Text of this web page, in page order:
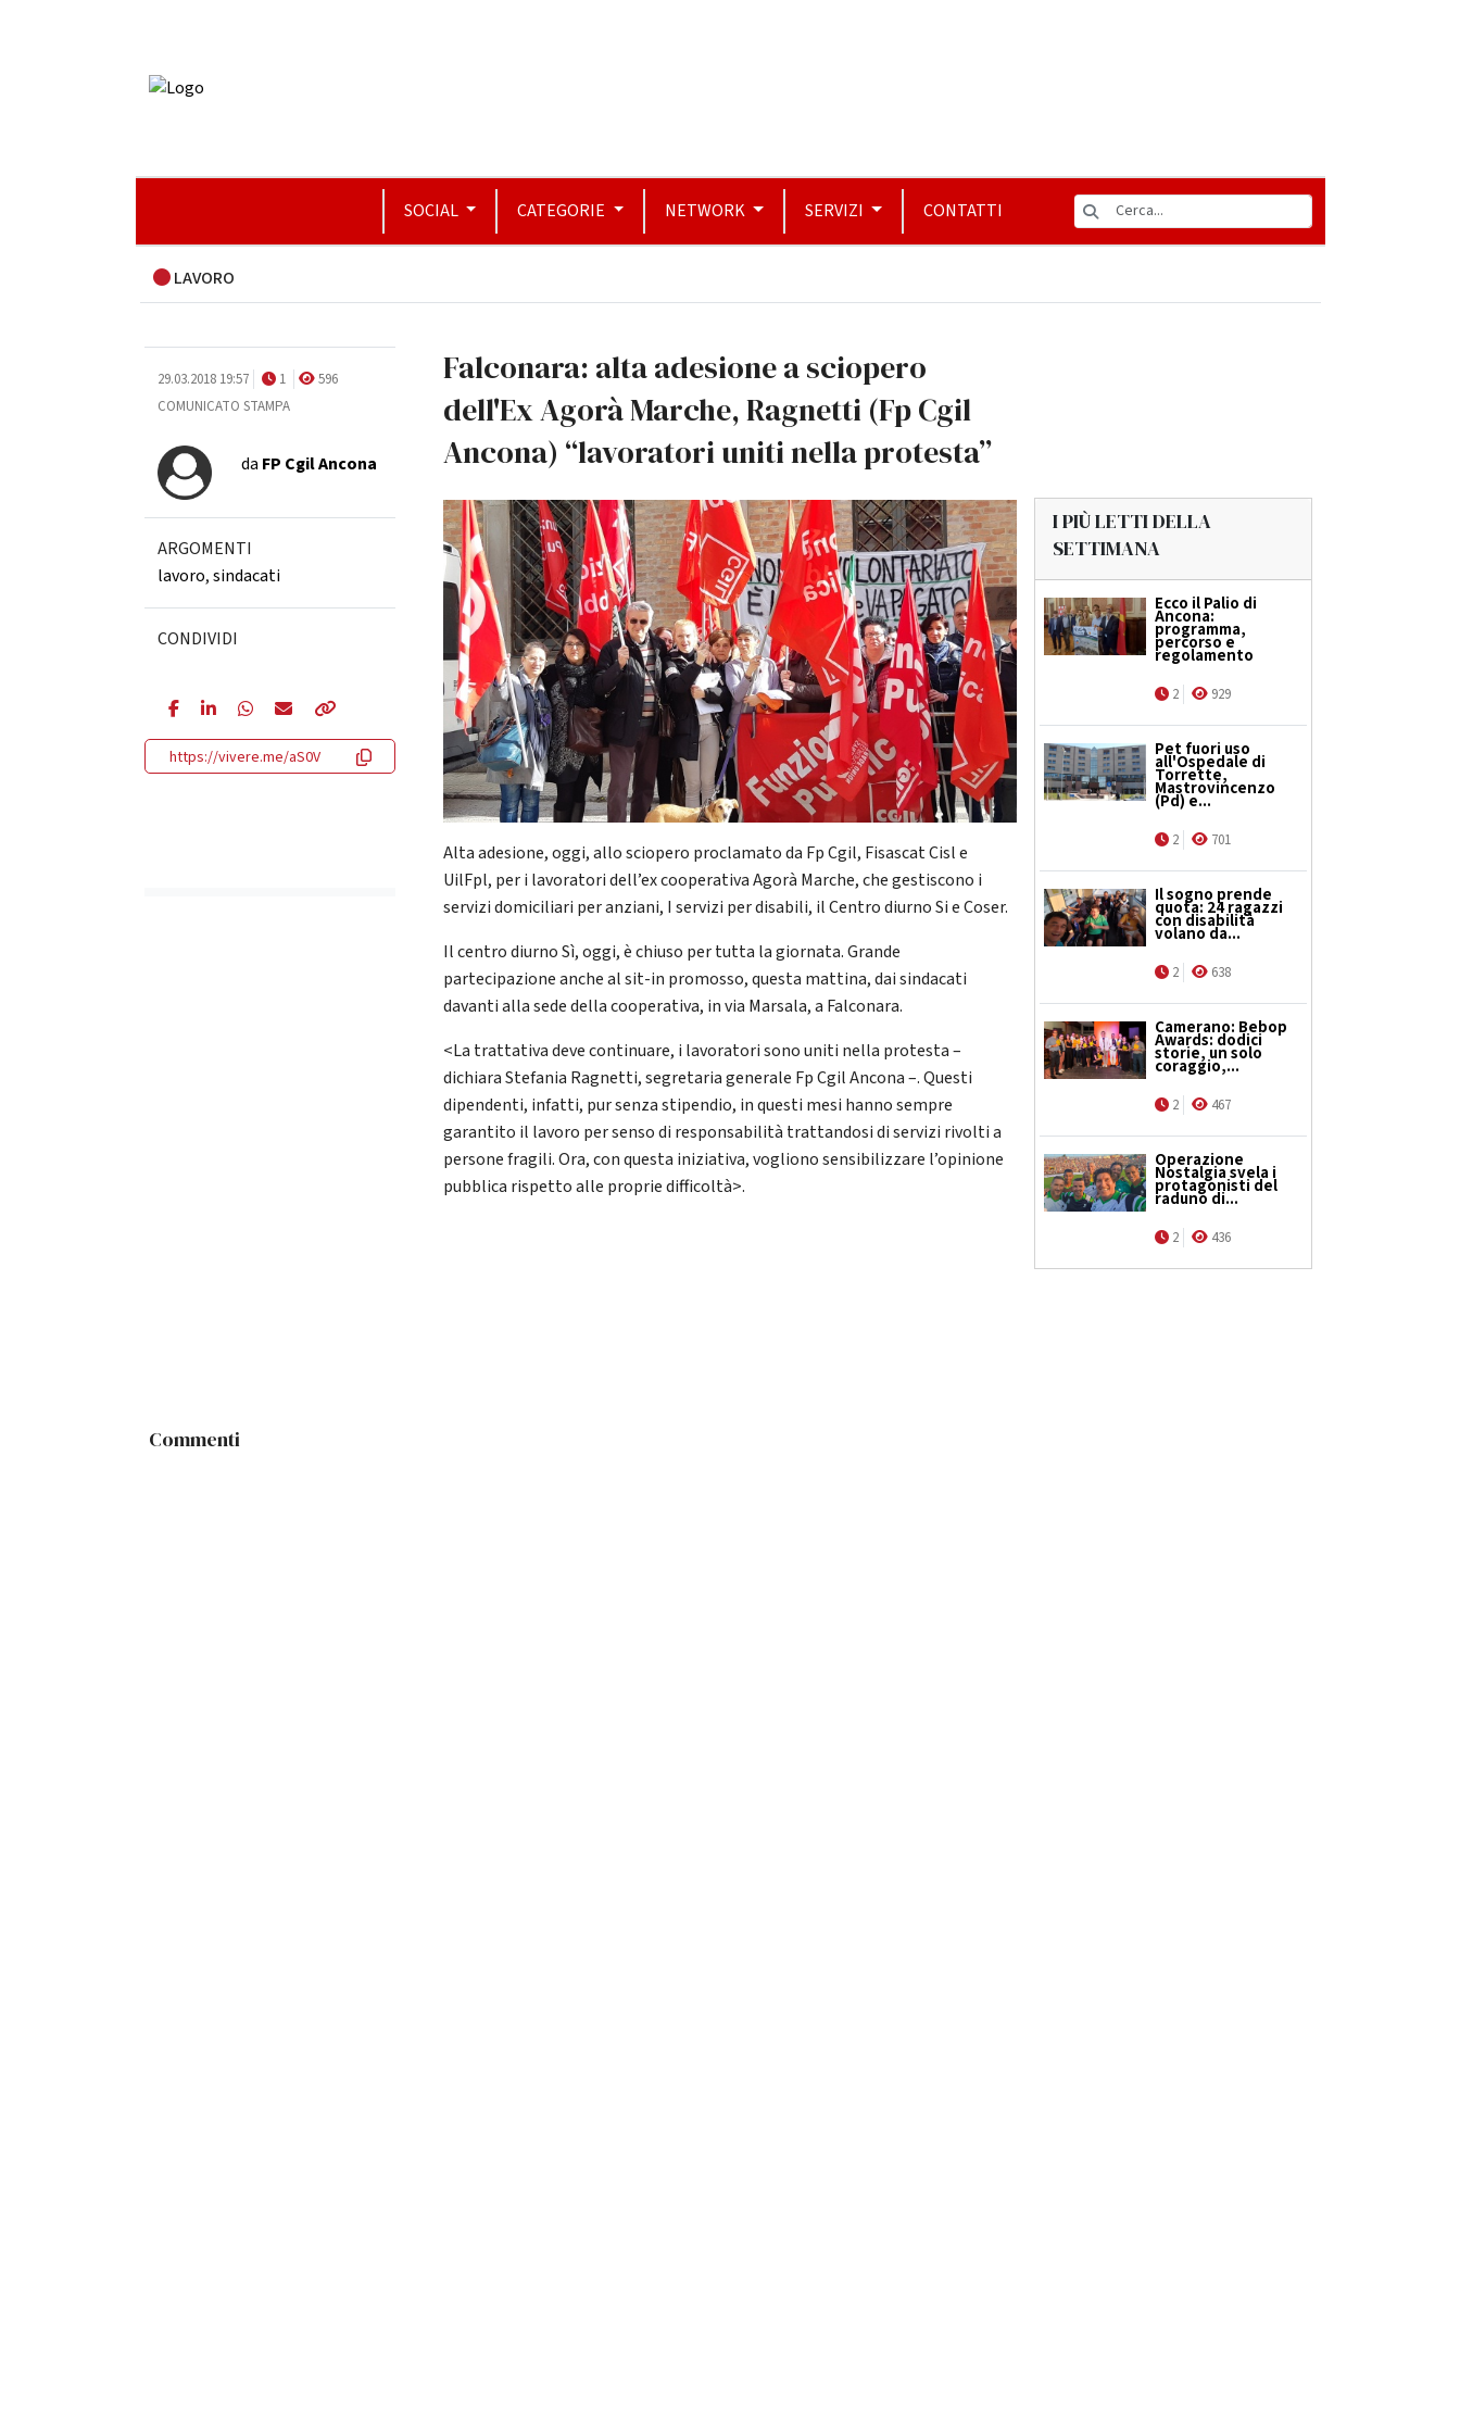
SOCIAL CATEGORIE NETWORK SERVIZI CONTATTI
LAVORO
29.03.2018 19:57 1
596
COMUNICATO STAMPA
da FP Cgil Ancona
ARGOMENTI
lavoro,sindacati
CONDIVIDI
https://vivere.me/aS0V
Falconara: alta adesione a sciopero
dell'Ex Agorà Marche, Ragnetti (Fp Cgil
Ancona) “lavoratori uniti nella protesta”
Alta adesione, oggi, allo sciopero proclamato da Fp Cgil, Fisascat Cisl e
UilFpl, per i lavoratori dell’ex cooperativa Agorà Marche, che gestiscono i
servizi domiciliari per anziani, I servizi per disabili, il Centro diurno Si e Coser.
Il centro diurno Sì, oggi, è chiuso per tutta la giornata. Grande
partecipazione anche al sit-in promosso, questa mattina, dai sindacati
davanti alla sede della cooperativa, in via Marsala, a Falconara.
<La trattativa deve continuare, i lavoratori sono uniti nella protesta –
dichiara Stefania Ragnetti, segretaria generale Fp Cgil Ancona –. Questi
dipendenti, infatti, pur senza stipendio, in questi mesi hanno sempre
garantito il lavoro per senso di responsabilità trattandosi di servizi rivolti a
persone fragili. Ora, con questa iniziativa, vogliono sensibilizzare l’opinione
pubblica rispetto alle proprie difficoltà>.
I PIÙ LETTI DELLA
SETTIMANA
Ecco il Palio di
Ancona:
programma,
percorso e
regolamento
2 929
Pet fuori uso
all'Ospedale di
Torrette,
Mastrovincenzo
(Pd) e...
2 701
Il sogno prende
quota: 24 ragazzi
con disabilità
volano da...
2 638
Camerano: Bebop
Awards: dodici
storie, un solo
coraggio,...
2 467
Operazione
Nostalgia svela i
protagonisti del
raduno di...
2 436
Commenti